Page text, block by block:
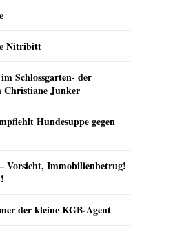
Nitribitt
Schlossgarten- der
Christiane Junker
Hundesuppe gegen
Vorsicht, Immobilienbetrug!
der kleine KGB-Agent